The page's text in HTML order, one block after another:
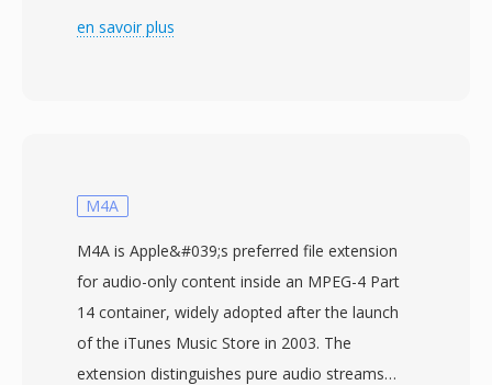
(MPEG-4 Part 12), qui s&#039;est lui-même
plus couramment de la vidéo H.264 où H.265
prenne également en chargé un large éventail
de codecs alternatifs incluant AV1, VP9, MPEG-
4 Visual, AC-3 et ALAC. La conception prend en
en savoir plus
M4A
M4A is Apple&#039;s preferred file extension
for audio-only content inside an MPEG-4 Part
14 container, widely adopted after the launch
of the iTunes Music Store in 2003. The
extension distinguishes pure audio streams